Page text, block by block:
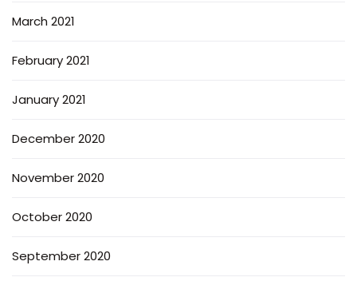
March 2021
February 2021
January 2021
December 2020
November 2020
October 2020
September 2020